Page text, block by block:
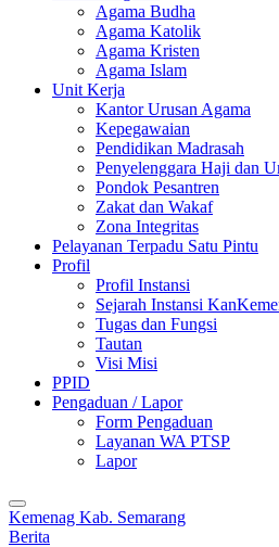
Agama Budha
Agama Katolik
Agama Kristen
Agama Islam
Unit Kerja
Kantor Urusan Agama
Kepegawaian
Pendidikan Madrasah
Penyelenggara Haji dan
Pondok Pesantren
Zakat dan Wakaf
Zona Integritas
Pelayanan Terpadu Satu Pintu
Profil
Profil Instansi
Sejarah Instansi
Tugas dan Fungsi
Tautan
Visi Misi
PPID
Pengaduan / Lapor
Form Pengaduan
Layanan WA PTSP
Lapor
Kemenag Kab. Semarang
Berita